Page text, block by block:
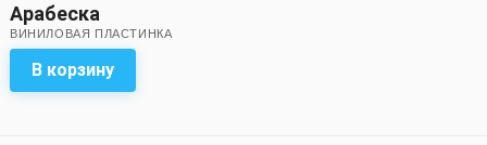
Арабеска
ВИНИЛОВАЯ ПЛАСТИНКА
В корзину